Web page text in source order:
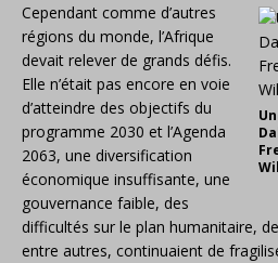
Cependant comme d’autres
régions du monde, l’Afrique
devait relever de grands défis.
Elle n’était pas encore en voie
d’atteindre des objectifs du
programme 2030 et l’Agenda
2063, une diversification
économique insuffisante, une
gouvernance faible, des
difficultés sur le plan humanitaire,
entre autres, continuaient de